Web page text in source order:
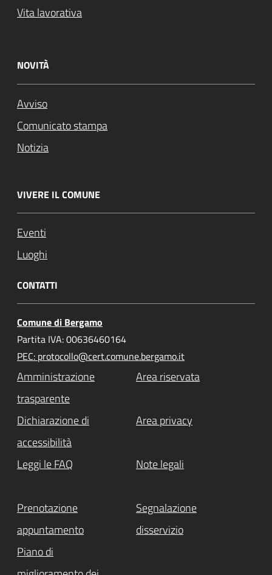
Vita lavorativa
NOVITÀ
Avviso
Comunicato stampa
Notizia
VIVERE IL COMUNE
Eventi
Luoghi
CONTATTI
Comune di Bergamo
Partita IVA: 00636460164
PEC: protocollo@cert.comune.bergamo.it
Amministrazione
trasparente
Area riservata
Dichiarazione di
accessibilità
Area privacy
Leggi le FAQ Note legali
Prenotazione
appuntamento
Segnalazione
disservizio
Piano di